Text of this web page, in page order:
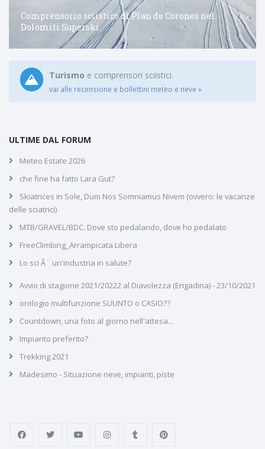
Comprensorio sciistico di Plan de Corones nel
Dolomiti Superski
Turismo e comprensori sciistici.
vai alle recensione e bollettini meteo e neve »
ULTIME DAL FORUM
Meteo Estate 2026
che fine ha fatto Lara Gut?
Skiatrices in Sole, Dum Nos Somniamus Nivem (ovvero: le vacanze
delle sciatrici)
MTB/GRAVEL/BDC. Dove sto pedalando, dove ho pedalato
FreeClimbing_Arrampicata Libera
Lo sci Ã¨ un'industria in salute?
Avvio di stagione 2021/20222 al Diavolezza (Engadina) - 23/10/2021
orologio multifunzione SUUNTO o CASIO??
Countdown, una foto al giorno nell'attesa...
Impianto preferito?
Trekking 2021
Madesimo - Situazione neve, impianti, piste